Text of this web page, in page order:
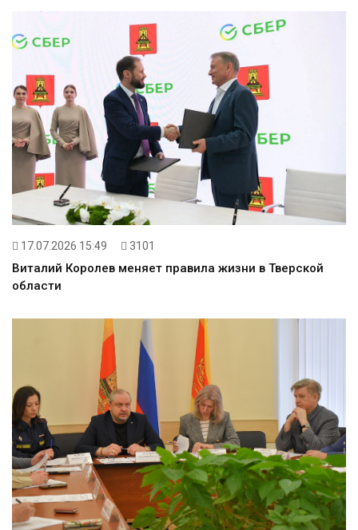
17.07.2026 15:49 3101
Виталий Королев меняет правила жизни в Тверской
области